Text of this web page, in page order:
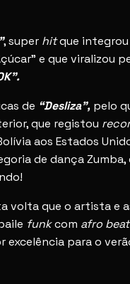
, super hitque integrou
e que viralizou
de “Desliza”, pelo
que registou
aos Estados
de dança
volta que o artista e
funkcom afro beat
para o